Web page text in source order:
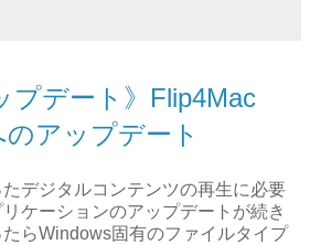
プデート》Flip4Mac
アップデート
デジタルコンテンツの再生に必要
ケーションのアップデートが続き
らWindows固有のファイルタイプ